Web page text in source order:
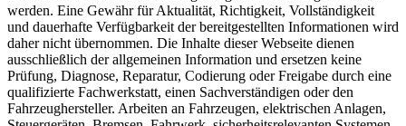
werden. Eine Gewähr für Aktualität, Richtigkeit, Vollständigkeit
und dauerhafte Verfügbarkeit der bereitgestellten Informationen wird
daher nicht übernommen. Die Inhalte dieser Webseite dienen
ausschließlich der allgemeinen Information und ersetzen keine
Prüfung, Diagnose, Reparatur, Codierung oder Freigabe durch eine
qualifizierte Fachwerkstatt, einen Sachverständigen oder den
Fahrzeughersteller. Arbeiten an Fahrzeugen, elektrischen Anlagen,